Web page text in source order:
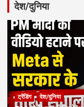
देश/दुनिया
ट्रेंडिंग देश/दुनिया